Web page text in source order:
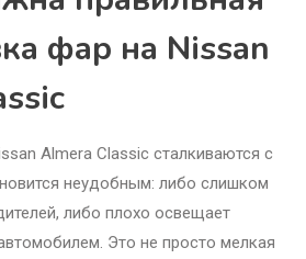
фар на Nissan
Almera Classic сталкиваются с
неудобным: либо слишком
либо плохо освещает
Это не просто мелкая